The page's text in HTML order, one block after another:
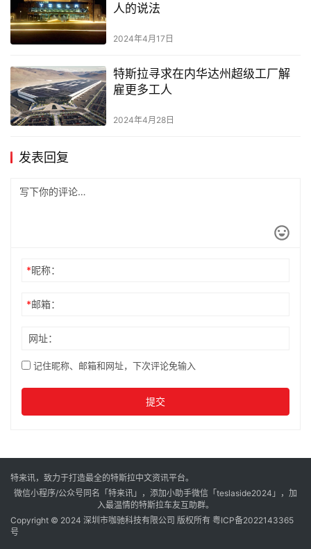
人的说法
2024年4月17日
特斯拉寻求在内华达州超级工厂解
雇更多工人
2024年4月28日
发表回复
*昵称：
*邮箱：
网址：
记住昵称、邮箱和网址，下次评论免输入
提交
特来讯，致力于打造最全的特斯拉中文资讯平台。
微信小程序/公众号同名「特来讯」，添加小助手微信「teslaside2024」，加
入最温情的特斯拉车友互助群。
Copyright © 2024 深圳市咖驰科技有限公司 版权所有 粤ICP备2022143365
号